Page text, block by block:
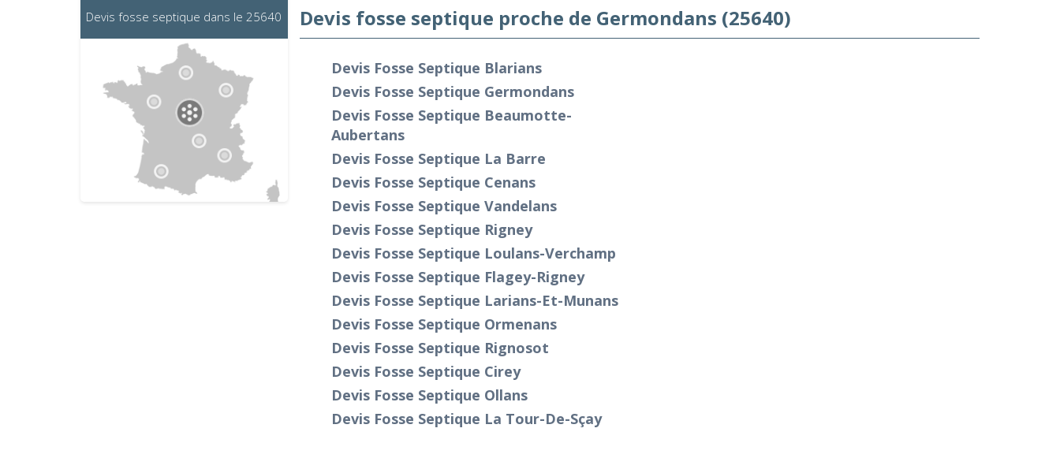
Devis fosse septique dans le 25640 Devis fosse septique proche de Germondans (25640)
Devis Fosse Septique Blarians
Devis Fosse Septique Germondans
Devis Fosse Septique Beaumotte-
Aubertans
Devis Fosse Septique La Barre
Devis Fosse Septique Cenans
Devis Fosse Septique Vandelans
Devis Fosse Septique Rigney
Devis Fosse Septique Loulans-Verchamp
Devis Fosse Septique Flagey-Rigney
Devis Fosse Septique Larians-Et-Munans
Devis Fosse Septique Ormenans
Devis Fosse Septique Rignosot
Devis Fosse Septique Cirey
Devis Fosse Septique Ollans
Devis Fosse Septique La Tour-De-Sçay